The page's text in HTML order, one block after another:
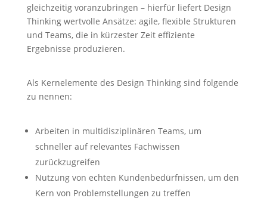
gleichzeitig voranzubringen – hierfür liefert Design
Thinking wertvolle Ansätze: agile, flexible Strukturen
und Teams, die in kürzester Zeit effiziente
Ergebnisse produzieren.
Als Kernelemente des Design Thinking sind folgende
zu nennen:
Arbeiten in multidisziplinären Teams, um
schneller auf relevantes Fachwissen
zurückzugreifen
Nutzung von echten Kundenbedürfnissen, um den
Kern von Problemstellungen zu treffen